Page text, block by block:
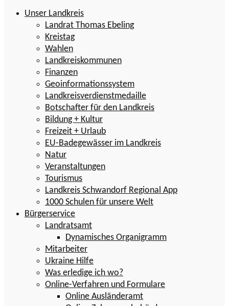
Unser Landkreis
Landrat Thomas Ebeling
Kreistag
Wahlen
Landkreiskommunen
Finanzen
Geoinformationssystem
Landkreisverdienstmedaille
Botschafter für den Landkreis
Bildung + Kultur
Freizeit + Urlaub
EU-Badegewässer im Landkreis
Natur
Veranstaltungen
Tourismus
Landkreis Schwandorf Regional App
1000 Schulen für unsere Welt
Bürgerservice
Landratsamt
Dynamisches Organigramm
Mitarbeiter
Ukraine Hilfe
Was erledige ich wo?
Online-Verfahren und Formulare
Online Ausländeramt